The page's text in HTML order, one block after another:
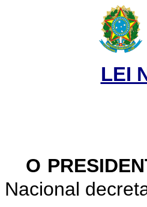
LEI
O
Nacional